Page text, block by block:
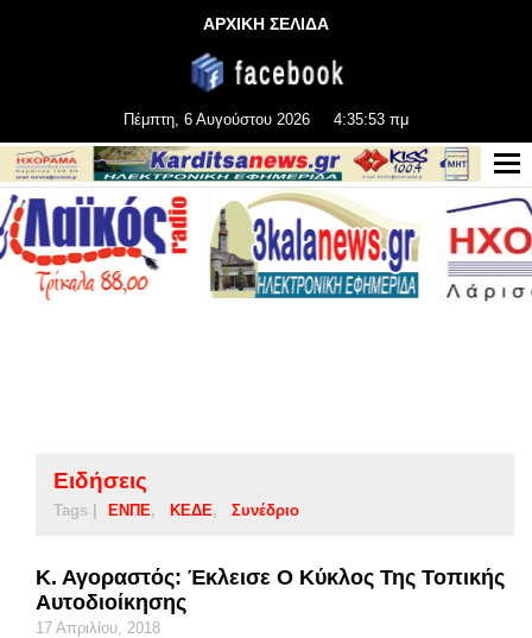
ΑΡΧΙΚΗ ΣΕΛΙΔΑ
Πέμπτη, 6 Αυγούστου 2026 4:35:54 πμ
Ειδήσεις
Tags | ΕΝΠΕ ΚΕΔΕ Συνέδριο
Κ. Αγοραστός: Έκλεισε Ο Κύκλος Της Τοπικής
Αυτοδιοίκησης
17 Απριλίου, 2018